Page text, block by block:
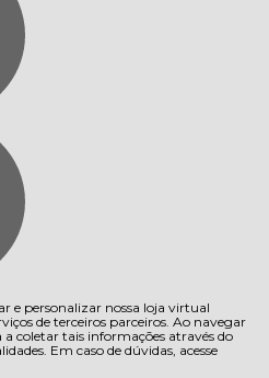
e personalizar nossa loja virtual
de terceiros parceiros. Ao navegar
coletar tais informações através do
Em caso de dúvidas, acesse